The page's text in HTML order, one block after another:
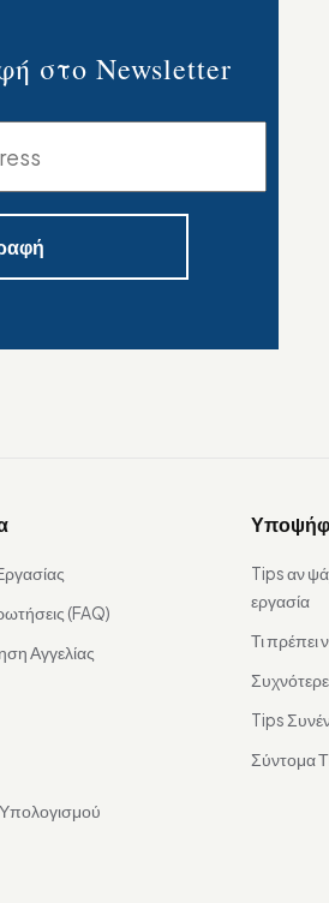
στο Newsletter
(FAQ)
Αγγελίας
Tips αν
εργασία
Τι πρέπει
Tips
Σύντομα